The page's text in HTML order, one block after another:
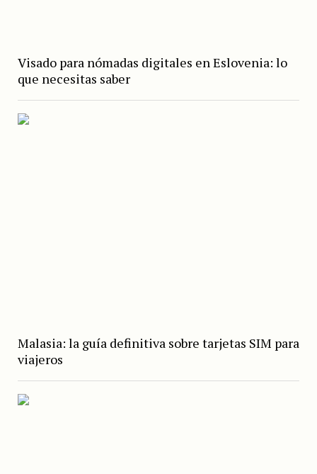
Visado para nómadas digitales en Eslovenia: lo
que necesitas saber
Malasia: la guía definitiva sobre tarjetas SIM para
viajeros